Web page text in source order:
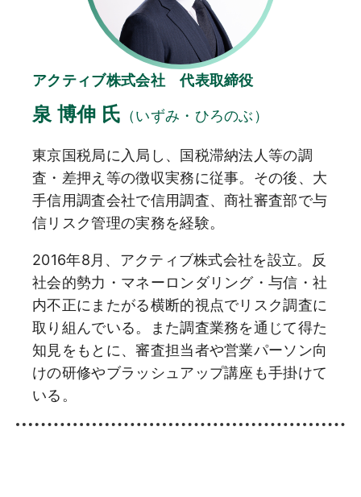
アクティブ株式会社 代表取締役​
泉 博伸 氏​ （いずみ・ひろのぶ）
東京国税局に入局し、国税滞納法人等の調
査・差押え等の徴収実務に従事。その後、大
手信用調査会社で信用調査、商社審査部で与
信リスク管理の実務を経験。​
2016年8月、アクティブ株式会社を設立。反
社会的勢力・マネーロンダリング・与信・社
内不正にまたがる横断的視点でリスク調査に
取り組んでいる。また調査業務を通じて得た
知見をもとに、審査担当者や営業パーソン向
けの研修やブラッシュアップ講座も手掛けて
いる。